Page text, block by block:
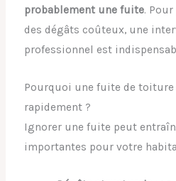
probablement une fuite.
des dégâts coûteux, une
professionnel est
Pourquoi une fuite de
rapidement ?
Ignorer une fuite peut
importantes pour votre